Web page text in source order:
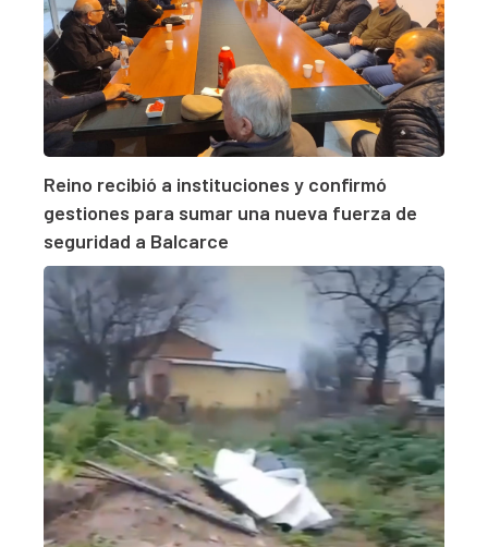
Reino recibió a instituciones y confirmó
gestiones para sumar una nueva fuerza de
seguridad a Balcarce